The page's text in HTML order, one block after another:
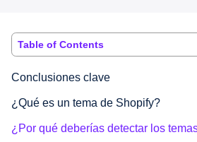
Table of Contents
Conclusiones clave
¿Qué es un tema de Shopify?
¿Por qué deberías detectar los